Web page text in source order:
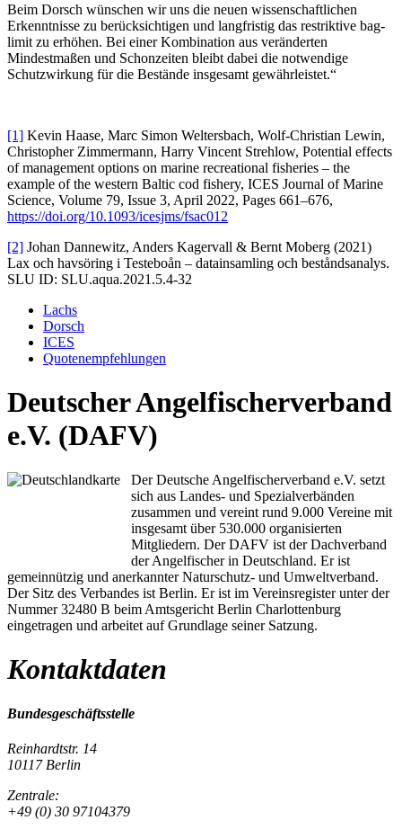
Beim Dorsch wünschen wir uns die neuen wissenschaftlichen
Erkenntnisse zu berücksichtigen und langfristig das restriktive bag-
limit zu erhöhen. Bei einer Kombination aus veränderten
Mindestmaßen und Schonzeiten bleibt dabei die notwendige
Schutzwirkung für die Bestände insgesamt gewährleistet.“
[1] Kevin Haase, Marc Simon Weltersbach, Wolf-Christian Lewin,
Christopher Zimmermann, Harry Vincent Strehlow, Potential effects
of management options on marine recreational fisheries – the
example of the western Baltic cod fishery, ICES Journal of Marine
Science, Volume 79, Issue 3, April 2022, Pages 661–676,
https://doi.org/10.1093/icesjms/fsac012
[2] Johan Dannewitz, Anders Kagervall & Bernt Moberg (2021)
Lax och havsöring i Testeboån – datainsamling och beståndsanalys.
SLU ID: SLU.aqua.2021.5.4-32
Lachs
Dorsch
ICES
Quotenempfehlungen
Deutscher Angelfischerverband
e.V. (DAFV)
Der Deutsche Angelfischerverband e.V. setzt
sich aus Landes- und Spezialverbänden
zusammen und vereint rund 9.000 Vereine mit
insgesamt über 530.000 organisierten
Mitgliedern. Der DAFV ist der Dachverband
der Angelfischer in Deutschland. Er ist
gemeinnützig und anerkannter Naturschutz- und Umweltverband.
Der Sitz des Verbandes ist Berlin. Er ist im Vereinsregister unter der
Nummer 32480 B beim Amtsgericht Berlin Charlottenburg
eingetragen und arbeitet auf Grundlage seiner Satzung.
Kontaktdaten
Bundesgeschäftsstelle
Reinhardtstr. 14
10117 Berlin
Zentrale:
+49 (0) 30 97104379